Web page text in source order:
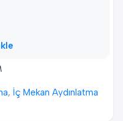
, İç Mekan Aydınlatma